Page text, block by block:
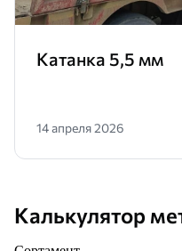
Катанка 5,5 мм
14 апреля 2026
Калькулятор